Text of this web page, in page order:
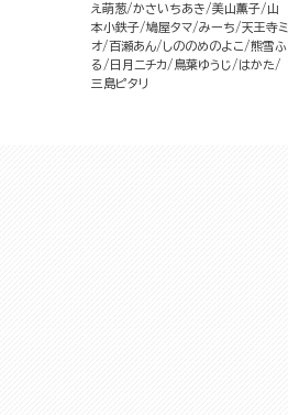
え萌葱 かさいちあき 美山薫子
山
本小鉄子 鳩屋タマ みーち
天王寺ミ
オ 百瀬あん しののめのよこ
熊雪ふ
る
日月ニチカ 鳥葉ゆうじ
はかた
三島ピタリ